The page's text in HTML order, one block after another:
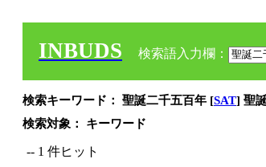
INBUDS 検索語入力欄：
検索キーワード： 聖誕二千五百年 [SAT] 聖
検索対象： キーワード
-- 1 件ヒット